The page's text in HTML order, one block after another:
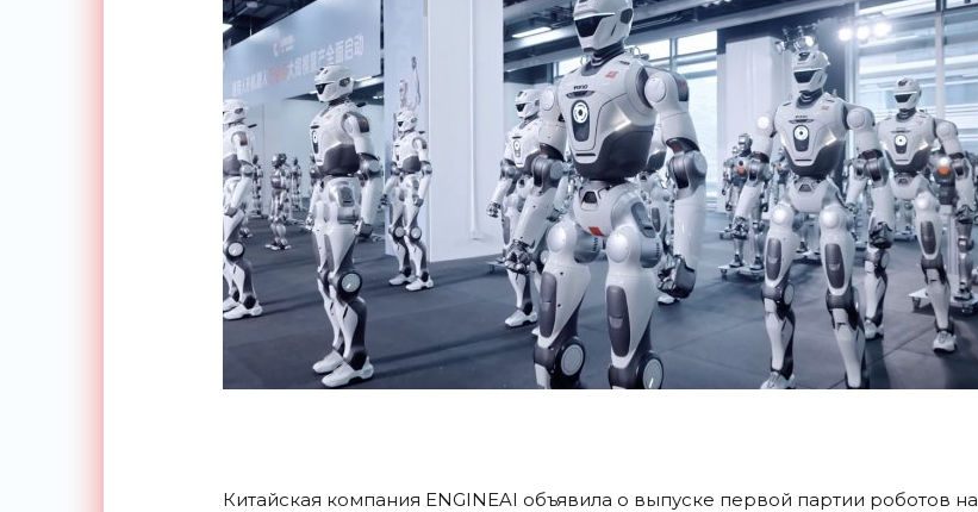
Китайская компания ENGINEAI объявила о выпуске первой партии роботов на